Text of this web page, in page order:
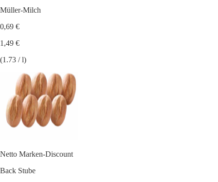
Müller-Milch
0,69 €
1,49 €
(1.73 / l)
Netto Marken-Discount
Back Stube